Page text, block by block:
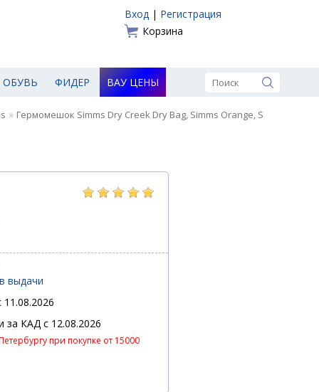
Вход | Регистрация
Корзина
ОБУВЬ ФИДЕР ВАУ ЦЕНЫ
» Гермомешок Simms Dry Creek Dry Bag, Simms Orange, S
выдачи
за КАД c 12.08.2026
при покупке от 15000